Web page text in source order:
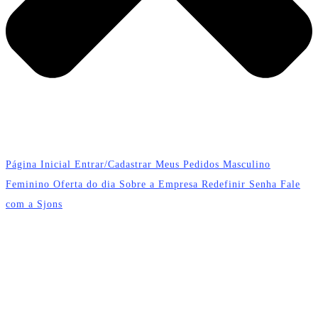
Página Inicial Entrar/Cadastrar Meus Pedidos Masculino
Feminino Oferta do dia Sobre a Empresa Redefinir Senha Fale
com a Sjons